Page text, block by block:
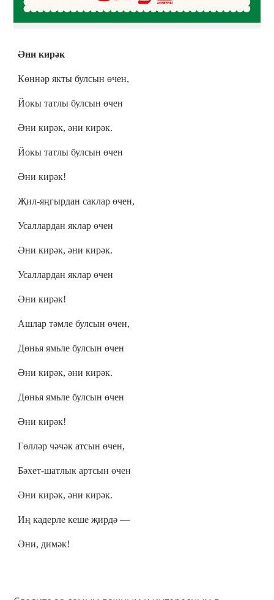
Әни кирәк
Көннәр якты булсын өчен,
Йокы татлы булсын өчен
Әни кирәк, әни кирәк.
Йокы татлы булсын өчен
Әни кирәк!
Җил-яңгырдан саклар өчен,
Усаллардан яклар өчен
Әни кирәк, әни кирәк.
Усаллардан яклар өчен
Әни кирәк!
Ашлар тәмле булсын өчен,
Дөнья ямьле булсын өчен
Әни кирәк, әни кирәк.
Дөнья ямьле булсын өчен
Әни кирәк!
Гөлләр чәчәк атсын өчен,
Бәхет-шатлык артсын өчен
Әни кирәк, әни кирәк.
Иң кадерле кеше җирдә —
Әни, димәк!